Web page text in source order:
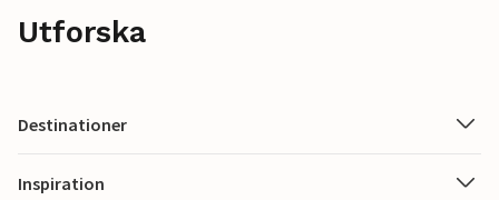
Utforska
Destinationer
Inspiration